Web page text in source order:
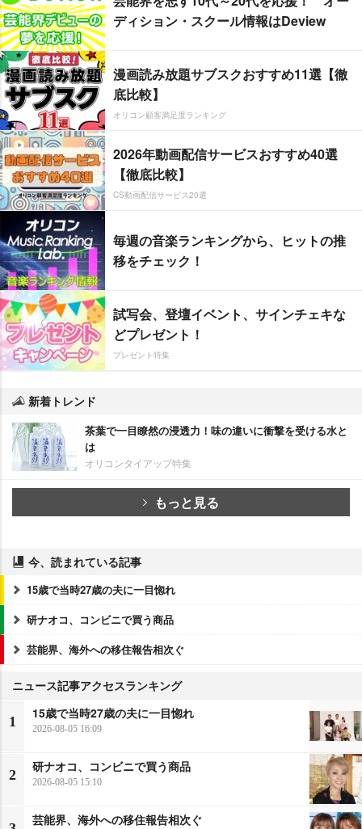
ディション・スクール情報はDeview
漫画読み放題サブスクおすすめ11選【徹
底比較】
オリコン顧客満足度ランキング
2026年動画配信サービスおすすめ40選
【徹底比較】
CS動画配信サービス20選
毎週の音楽ランキングから、ヒットの推
移をチェック！
試写会、登壇イベント、サインチェキな
どプレゼント！
プレゼント特集
新着トレンド
茶葉で一目瞭然の浸透力！味の違いに衝撃を受ける水と
は
オリコンタイアップ特集
もっと見る
今、読まれている記事
15歳で当時27歳の夫に一目惚れ
研ナオコ、コンビニで買う商品
芸能界、海外への移住報告相次ぐ
ニュース記事アクセスランキング
1
15歳で当時27歳の夫に一目惚れ
2026-08-05 16:09
2
研ナオコ、コンビニで買う商品
2026-08-05 15:10
芸能界、海外への移住報告相次ぐ